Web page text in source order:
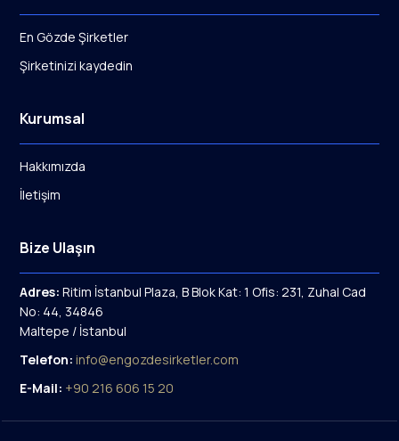
En Gözde Şirketler
Şirketinizi kaydedin
Kurumsal
Hakkımızda
İletişim
Bize Ulaşın
Adres: Ritim İstanbul Plaza, B Blok Kat: 1 Ofis: 231, Zuhal Cad
No: 44, 34846
Maltepe / İstanbul
Telefon: info@engozdesirketler.com
E-Mail: +90 216 606 15 20